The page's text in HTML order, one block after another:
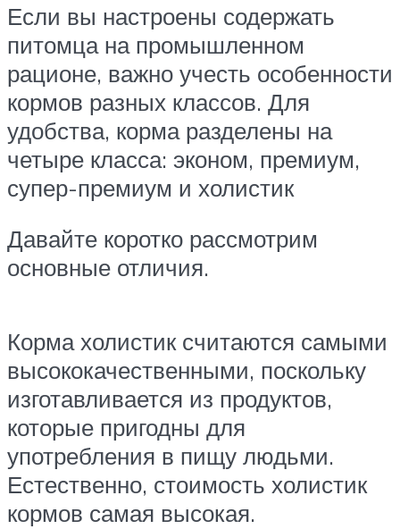
Если вы настроены содержать
питомца на промышленном
рационе, важно учесть особенности
кормов разных классов. Для
удобства, корма разделены на
четыре класса: эконом, премиум,
супер-премиум и холистик
Давайте коротко рассмотрим
основные отличия.
Корма холистик считаются самыми
высококачественными, поскольку
изготавливается из продуктов,
которые пригодны для
употребления в пищу людьми.
Естественно, стоимость холистик
кормов самая высокая.